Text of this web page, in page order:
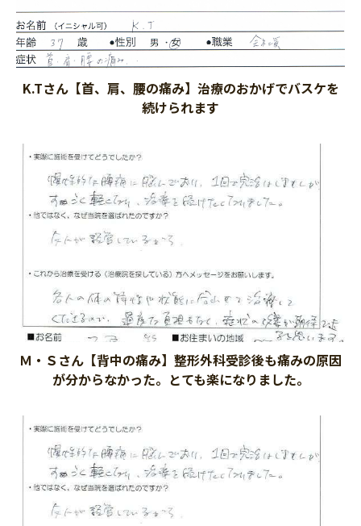
K.Tさん【首、肩、腰の痛み】治療のおかげでバスケを
続けられます
Ｍ・Ｓさん【背中の痛み】整形外科受診後も痛みの原因
が分からなかった。とても楽になりました。